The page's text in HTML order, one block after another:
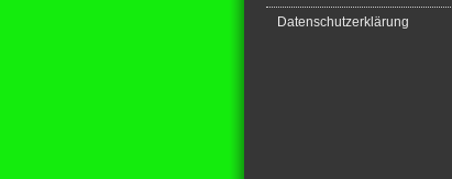
Datenschutzerklärung